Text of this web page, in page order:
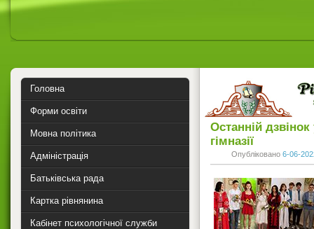
Останній дзвінок
гімназії
Опубліковано 6-06-
Головна
Форми освіти
Мовна політика
Адміністрація
Батьківська рада
Картка рівнянина
Кабінет психологічної служби